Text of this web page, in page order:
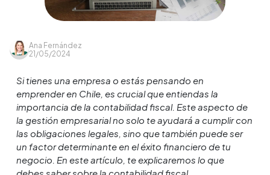
Ana Fernández
21/05/2024
Si tienes una empresa o estás pensando en
emprender en Chile, es crucial que entiendas la
importancia de la contabilidad fiscal. Este aspecto de
la gestión empresarial no solo te ayudará a cumplir con
las obligaciones legales, sino que también puede ser
un factor determinante en el éxito financiero de tu
negocio. En este artículo, te explicaremos lo que